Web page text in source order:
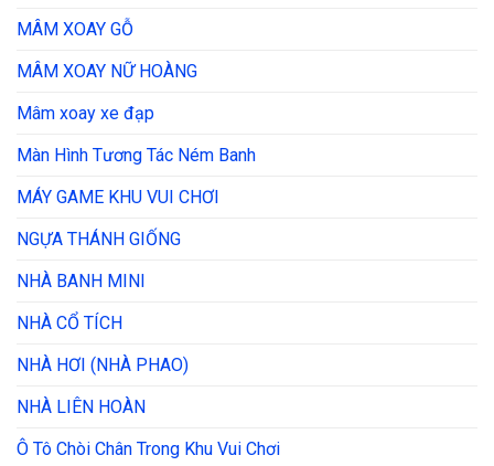
MÂM XOAY GỖ
MÂM XOAY NỮ HOÀNG
Mâm xoay xe đạp
Màn Hình Tương Tác Ném Banh
MÁY GAME KHU VUI CHƠI
NGỰA THÁNH GIỐNG
NHÀ BANH MINI
NHÀ CỔ TÍCH
NHÀ HƠI (NHÀ PHAO)
NHÀ LIÊN HOÀN
Ô Tô Chòi Chân Trong Khu Vui Chơi